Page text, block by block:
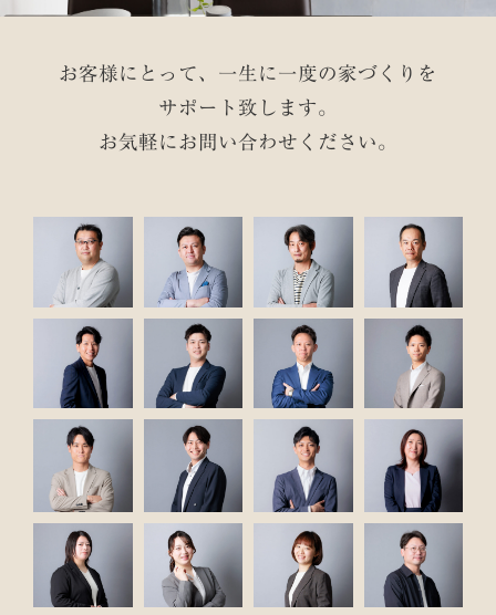
お客様にとって、一生に一度の家づくりを
サポート致します。
お気軽にお問い合わせください。